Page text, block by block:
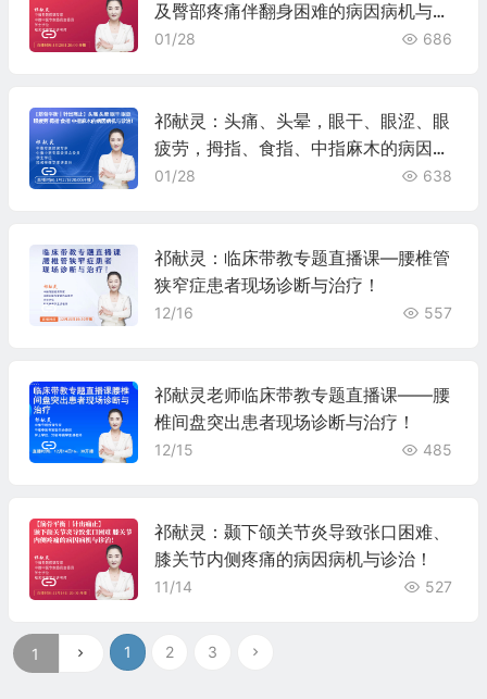
及臀部疼痛伴翻身困难的病因病机与诊
治！
01/28 686
祁献灵：头痛、头晕，眼干、眼涩、眼
疲劳，拇指、食指、中指麻木的病因病
机与诊治
01/28 638
祁献灵：临床带教专题直播课—腰椎管
狭窄症患者现场诊断与治疗！
12/16 557
祁献灵老师临床带教专题直播课——腰
椎间盘突出患者现场诊断与治疗！
12/15 485
祁献灵：颞下颌关节炎导致张口困难、
膝关节内侧疼痛的病因病机与诊治！
11/14 527
1 2 3